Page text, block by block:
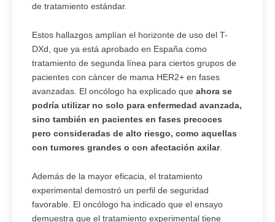
de tratamiento estándar.
Estos hallazgos amplían el horizonte de uso del T-
DXd, que ya está aprobado en España como
tratamiento de segunda línea para ciertos grupos de
pacientes con cáncer de mama HER2+ en fases
avanzadas. El oncólogo ha explicado que ahora se
podría utilizar no solo para enfermedad avanzada,
sino también en pacientes en fases precoces
pero consideradas de alto riesgo, como aquellas
con tumores grandes o con afectación axilar.
Además de la mayor eficacia, el tratamiento
experimental demostró un perfil de seguridad
favorable. El oncólogo ha indicado que el ensayo
demuestra que el tratamiento experimental tiene